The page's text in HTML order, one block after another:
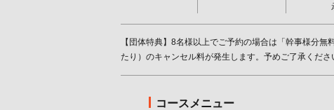
【団体特典】8名様以上でご予約の場合は「幹事様分
たり）のキャンセル料が発生します。予めご了承くだ
コースメニュー